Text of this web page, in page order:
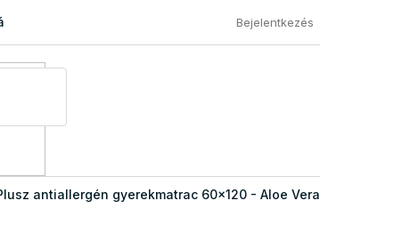
visszaküldése Általános Szerződési Feltételek
Bejelentkezés
antiallergén gyerekmatrac 60x120 - Aloe Vera